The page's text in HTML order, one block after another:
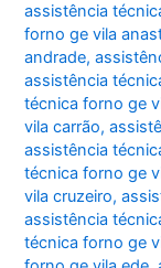
assistência
forno ge vila
andrade,
assistência
técnica forno ge
vila carrão,
assistência
técnica forno ge
vila cruzeiro,
assistência
técnica forno ge